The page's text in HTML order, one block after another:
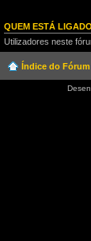
QUEM ESTÁ
Utilizadores neste
Índice do Fórum